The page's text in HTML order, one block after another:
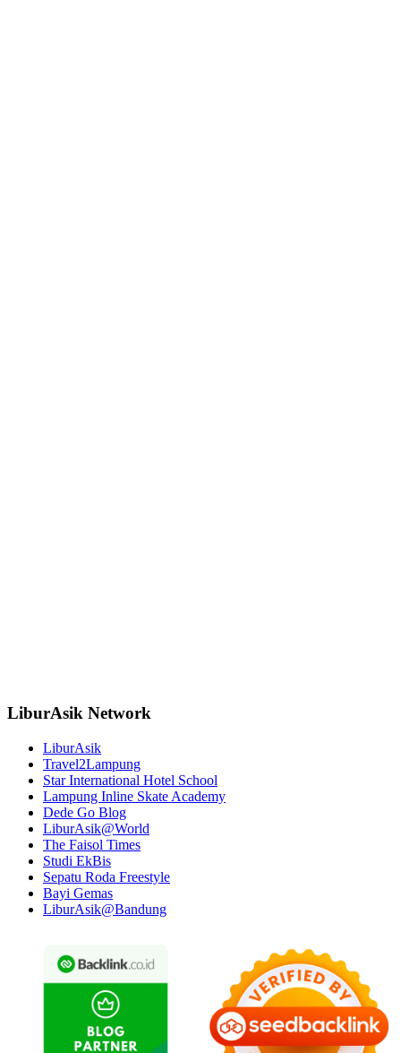
LiburAsik Network
LiburAsik
Travel2Lampung
Star International Hotel School
Lampung Inline Skate Academy
Dede Go Blog
LiburAsik@World
The Faisol Times
Studi EkBis
Sepatu Roda Freestyle
Bayi Gemas
LiburAsik@Bandung